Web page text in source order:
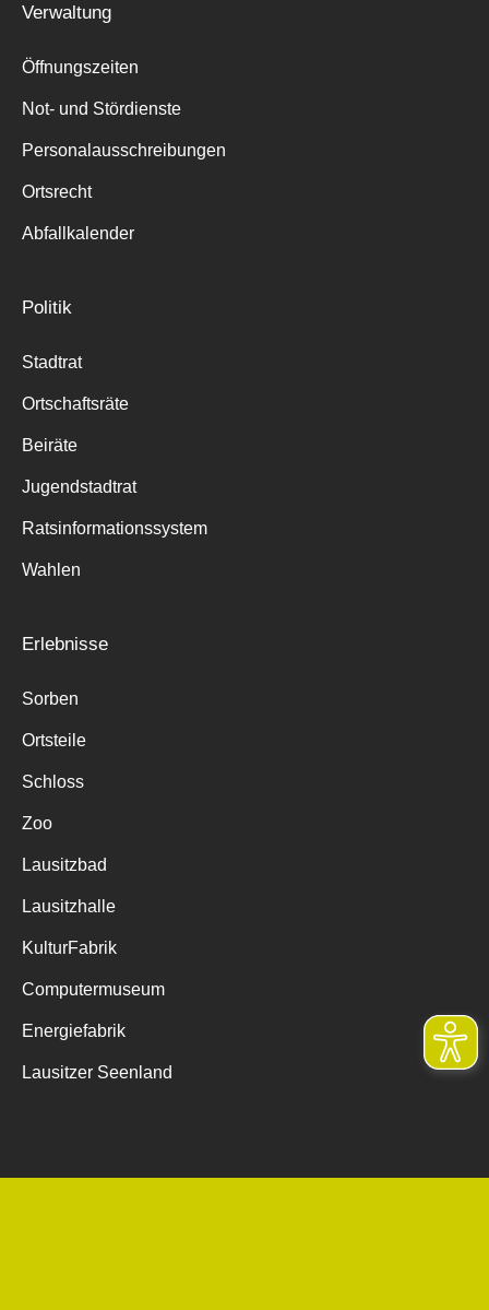
Verwaltung
Öffnungszeiten
Not- und Stördienste
Personalausschreibungen
Ortsrecht
Abfallkalender
Politik
Stadtrat
Ortschaftsräte
Beiräte
Jugendstadtrat
Ratsinformationssystem
Wahlen
Erlebnisse
Sorben
Ortsteile
Schloss
Zoo
Lausitzbad
Lausitzhalle
KulturFabrik
Computermuseum
Energiefabrik
Lausitzer Seenland